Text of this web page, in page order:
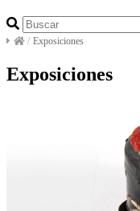
/ Exposiciones
Exposiciones